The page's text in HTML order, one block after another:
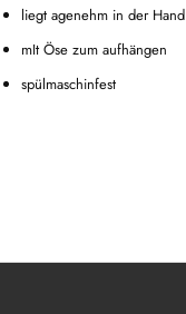
liegt agenehm in der Hand
mIt Öse zum aufhängen
spülmaschinfest